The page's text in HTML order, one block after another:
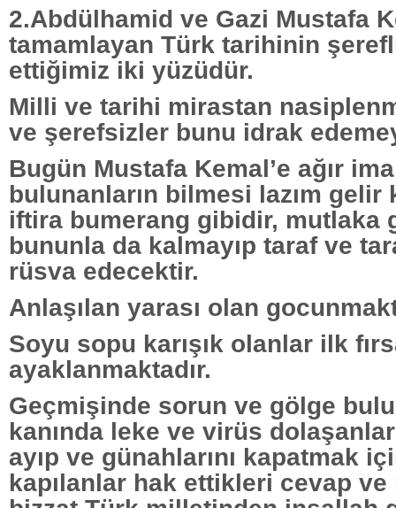
2.Abdülhamid ve Gazi Mustafa
tamamlayan Türk tarihinin
ettiğimiz iki yüzüdür.
Milli ve tarihi mirastan
ve şerefsizler bunu idrak
Bugün Mustafa Kemal’e ağır
bulunanların bilmesi lazım gelir
iftira bumerang gibidir, mutlaka
bununla da kalmayıp taraf ve
rüsva edecektir.
Anlaşılan yarası olan
Soyu sopu karışık olanlar ilk
ayaklanmaktadır.
Geçmişinde sorun ve gölge
kanında leke ve virüs
ayıp ve günahlarını kapatmak
kapılanlar hak ettikleri cevap